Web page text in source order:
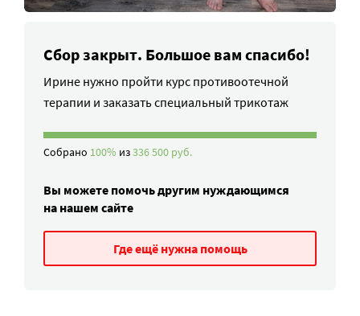
Сбор закрыт. Большое вам спасибо!
Ирине нужно пройти курс противоотечной
терапии и заказать специальный трикотаж
Собрано 100% из336 500 руб.
Вы можете помочь другим нуждающимся
на нашем сайте
Где ещё нужна помощь